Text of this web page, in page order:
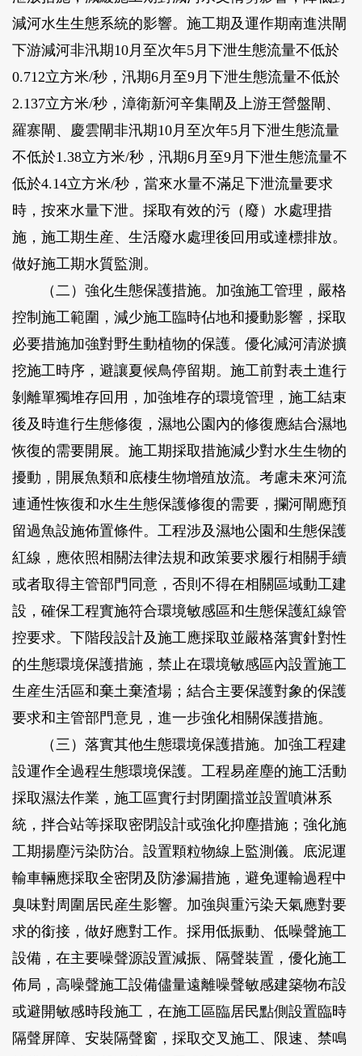
減河水生生態系統的影響。施工期及運作期南進洪閘
下游減河非汛期10月至次年5月下泄生態流量不低於
0.712立方米/秒，汛期6月至9月下泄生態流量不低於
2.137立方米/秒，漳衛新河辛集閘及上游王營盤閘、
羅寨閘、慶雲閘非汛期10月至次年5月下泄生態流量
不低於1.38立方米/秒，汛期6月至9月下泄生態流量不
低於4.14立方米/秒，當來水量不滿足下泄流量要求
時，按來水量下泄。採取有效的污（廢）水處理措
施，施工期生産、生活廢水處理後回用或達標排放。
做好施工期水質監測。
（二）強化生態保護措施。加強施工管理，嚴格
控制施工範圍，減少施工臨時佔地和擾動影響，採取
必要措施加強對野生動植物的保護。優化減河清淤擴
挖施工時序，避讓夏候鳥停留期。施工前對表土進行
剝離單獨堆存回用，加強堆存的環境管理，施工結束
後及時進行生態修復，濕地公園內的修復應結合濕地
恢復的需要開展。施工期採取措施減少對水生生物的
擾動，開展魚類和底棲生物增殖放流。考慮未來河流
連通性恢復和水生生態保護修復的需要，攔河閘應預
留過魚設施佈置條件。工程涉及濕地公園和生態保護
紅線，應依照相關法律法規和政策要求履行相關手續
或者取得主管部門同意，否則不得在相關區域動工建
設，確保工程實施符合環境敏感區和生態保護紅線管
控要求。下階段設計及施工應採取並嚴格落實針對性
的生態環境保護措施，禁止在環境敏感區內設置施工
生産生活區和棄土棄渣場；結合主要保護對象的保護
要求和主管部門意見，進一步強化相關保護措施。
（三）落實其他生態環境保護措施。加強工程建
設運作全過程生態環境保護。工程易産塵的施工活動
採取濕法作業，施工區實行封閉圍擋並設置噴淋系
統，拌合站等採取密閉設計或強化抑塵措施；強化施
工期揚塵污染防治。設置顆粒物線上監測儀。底泥運
輸車輛應採取全密閉及防滲漏措施，避免運輸過程中
臭味對周圍居民産生影響。加強與重污染天氣應對要
求的銜接，做好應對工作。採用低振動、低噪聲施工
設備，在主要噪聲源設置減振、隔聲裝置，優化施工
佈局，高噪聲施工設備儘量遠離噪聲敏感建築物布設
或避開敏感時段施工，在施工區臨居民點側設置臨時
隔聲屏障、安裝隔聲窗，採取交叉施工、限速、禁鳴